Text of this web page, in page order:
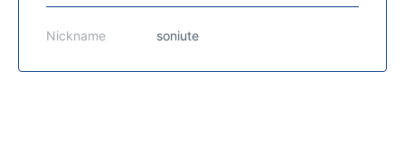
Nickname soniute